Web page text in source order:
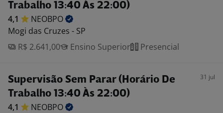
Trabalho 13:40 Às 22:00)
4,1
NEOBPO
Mogi das Cruzes - SP
R$ 2.641,00
Ensino Superior Presencial
Supervisão Sem Parar (Horário De
Trabalho 13:40 Às 22:00)
31 jul
4,1
NEOBPO